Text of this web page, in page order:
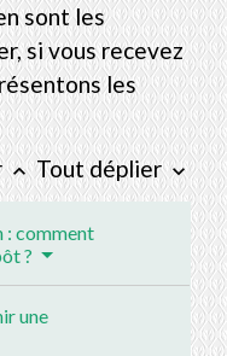
sont les
si vous recevez
les
keyboard_arrow_up Tout déplierkeyboard_arrow_down
: comment
?
une